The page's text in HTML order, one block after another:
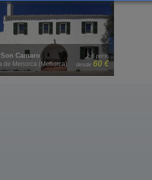
36+2 pers.
desde42 €
Matxani Gran
Mahón (Menorca)